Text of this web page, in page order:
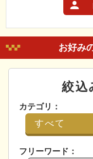
お好み
絞込
カテゴリ：
フリーワード：